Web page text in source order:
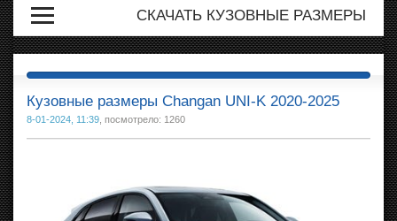
СКАЧАТЬ КУЗОВНЫЕ РАЗМЕРЫ
Кузовные размеры Changan UNI-K 2020-2025
8-01-2024, 11:39 , посмотрело: 1260